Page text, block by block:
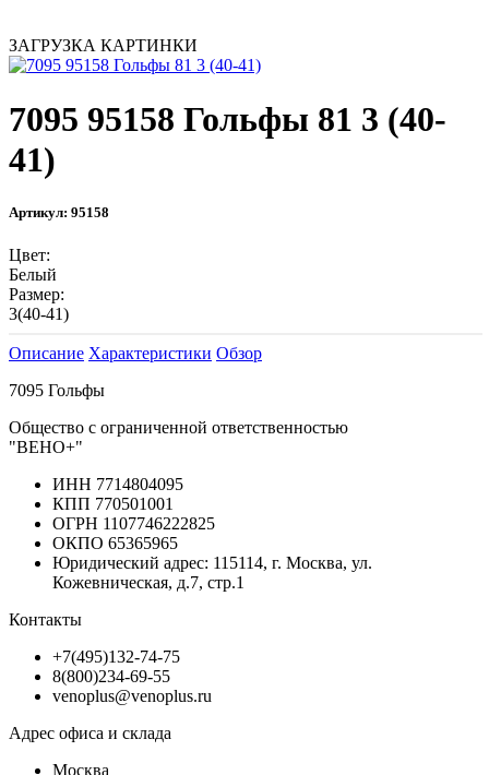
ЗАГРУЗКА КАРТИНКИ
7095 95158 Гольфы 81 3 (40-
41)
Артикул: 95158
Цвет:
Белый
Размер:
3(40-41)
Описание Характеристики Обзор
7095 Гольфы
Общество с ограниченной ответственностью
"ВЕНО+"
ИНН 7714804095
КПП 770501001
ОГРН 1107746222825
ОКПО 65365965
Юридический адрес: 115114, г. Москва, ул.
Кожевническая, д.7, стр.1
Контакты
+7(495)132-74-75
8(800)234-69-55
venoplus@venoplus.ru
Адрес офиса и склада
Москва